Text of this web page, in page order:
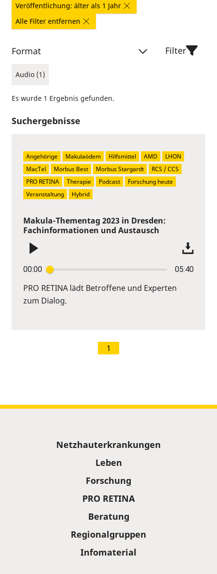
Veröffentlichung: älter als 1 Jahr
Alle Filter entfernen
Format
Audio (1)
Filter
Es wurde 1 Ergebnis gefunden.
Suchergebnisse
Makula-Thementag 2023 in Dresden:
Fachinformationen und Austausch
00:00 05:40
PRO RETINA lädt Betroffene und Experten
zum Dialog.
Angehörige Makulaödem Hilfsmittel AMD
LHON
MacTel
Morbus Best Morbus Stargardt
RCS / CCS
PRO RETINA
Therapie Podcast
Forschung heute
Veranstaltung
Hybrid
1
Netzhauterkrankungen
Leben
Forschung
PRO RETINA
Beratung
Regionalgruppen
Infomaterial